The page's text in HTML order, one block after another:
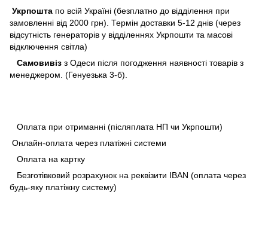
Укрпошта по всій Україні (безплатно до відділення при
замовленні від 2000 грн). Термін доставки 5-12 днів (через
відсутність генераторів у відділеннях Укрпошти та масові
відключення світла)
Самовивіз з Одеси після погодження наявності товарів з
менеджером. (Генуезька 3-б).
Оплата при отриманні (післяплата НП чи Укрпошти)
Онлайн-оплата через платіжні системи
Оплата на картку
Безготівковий розрахунок на реквізити IBAN (оплата через
будь-яку платіжну систему)